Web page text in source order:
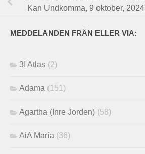
Kan Undkomma, 9 oktober, 2024
MEDDELANDEN FRÅN ELLER VIA:
3I Atlas (2)
Adama (151)
Agartha (Inre Jorden) (58)
AiA Maria (36)